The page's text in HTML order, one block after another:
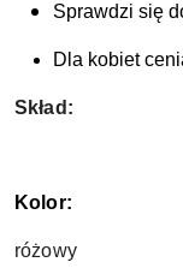
Sprawdzi się
Dla kobiet
Skład:
Kolor:
różowy